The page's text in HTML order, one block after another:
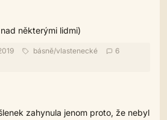
některými lidmi)
básně/vlastenecké
6
zahynula jenom proto, že nebyl